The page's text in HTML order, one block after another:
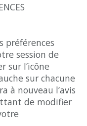
préférences
session de
sur l’icône
sur chacune
à nouveau l’avis
de modifier